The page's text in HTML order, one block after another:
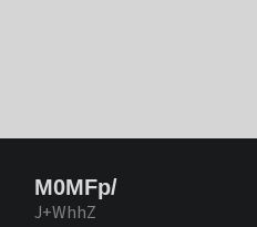
M0MFp/
J+WhhZ